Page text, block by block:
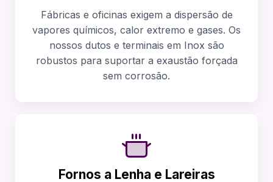
Fábricas e oficinas exigem a dispersão de
vapores químicos, calor extremo e gases. Os
nossos dutos e terminais em Inox são
robustos para suportar a exaustão forçada
sem corrosão.
Fornos a Lenha e Lareiras